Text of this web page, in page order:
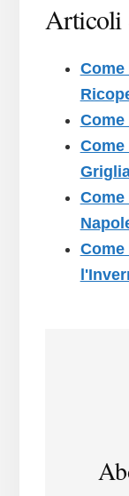
Articoli
Come
Come
Come
Come